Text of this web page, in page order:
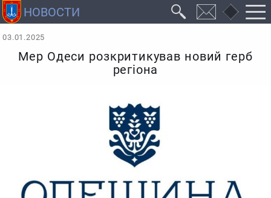
03.01.2025
Мер Одеси розкритикував новий герб
регіона